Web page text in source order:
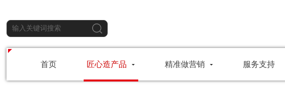
首页 匠心造产品 精准做营销 服务支持